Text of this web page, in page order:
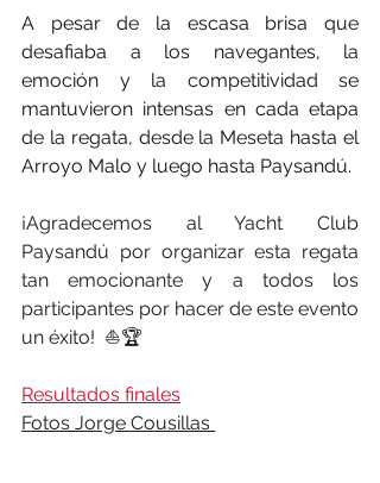
A pesar de la escasa brisa que
desafiaba a los navegantes, la
emoción y la competitividad se
mantuvieron intensas en cada etapa
de la regata, desde la Meseta hasta el
Arroyo Malo y luego hasta Paysandú.
¡Agradecemos al Yacht Club
Paysandú por organizar esta regata
tan emocionante y a todos los
participantes por hacer de este evento
un éxito!  ⛵🏆
Resultados finales
Fotos Jorge Cousillas